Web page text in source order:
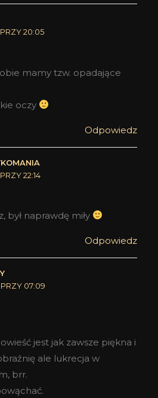
20:05
mamy tzw. opadające
oczy
Odpowiedz
22:14
był naprawdę miły
Odpowiedz
PRZY 07:09
jest jak zawsze piękna i
ale lukrecja w
brr.